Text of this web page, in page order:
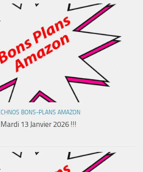
BONS-PLANS AMAZON
13 Janvier 2026 !!!